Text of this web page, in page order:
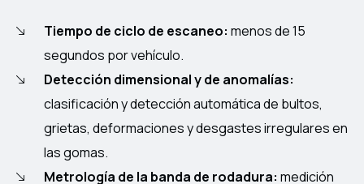
Tiempo de ciclo de escaneo: menos de 15
segundos por vehículo.
Detección dimensional y de anomalías:
clasificación y detección automática de bultos,
grietas, deformaciones y desgastes irregulares en
las gomas.
Metrología de la banda de rodadura: medición